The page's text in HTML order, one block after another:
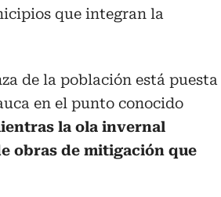
que integran la
de la población está puesta
en el punto conocido
la ola invernal
obras de mitigación que